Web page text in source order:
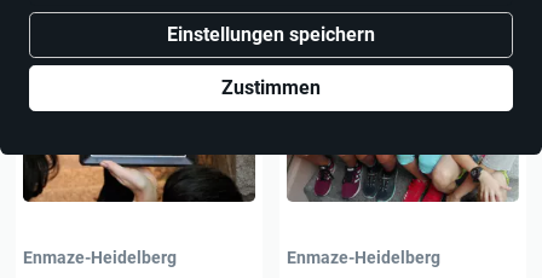
Einstellungen speichern
Zustimmen
Enmaze-Heidelberg
Enmaze-Heidelberg